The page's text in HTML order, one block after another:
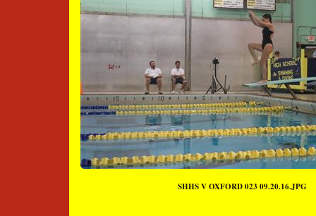
SHHS V OXFORD 023 09.20.16.JPG